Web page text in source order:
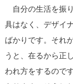
自分の生活を振
具はなく、デザイ
ばかりです。それ
うと、在るから正
われ方をするので